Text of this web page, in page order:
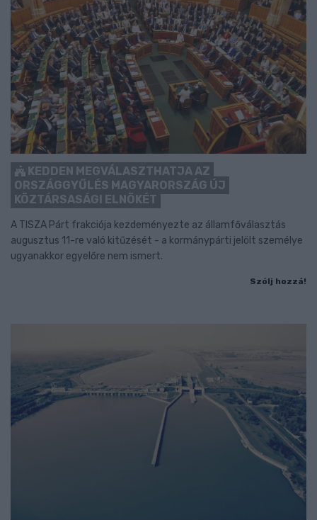
KEDDEN MEGVÁLASZTHATJA AZ
ORSZÁGGYŰLÉS MAGYARORSZÁG ÚJ
KÖZTÁRSASÁGI ELNÖKÉT
A TISZA Párt frakciója kezdeményezte az államfőválasztás
augusztus 11-re való kitűzését - a kormánypárti jelölt személye
ugyanakkor egyelőre nem ismert.
Szólj hozzá!